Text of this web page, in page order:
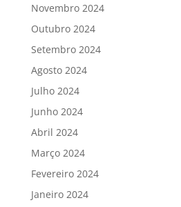
Novembro 2024
Outubro 2024
Setembro 2024
Agosto 2024
Julho 2024
Junho 2024
Abril 2024
Março 2024
Fevereiro 2024
Janeiro 2024